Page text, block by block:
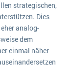
strategischen,
Dies
analog-
dem
einmal näher